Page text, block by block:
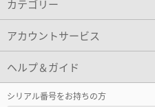
カテゴリー
アカウントサービス
ヘルプ＆ガイド
シリアル番号をお持ちの方